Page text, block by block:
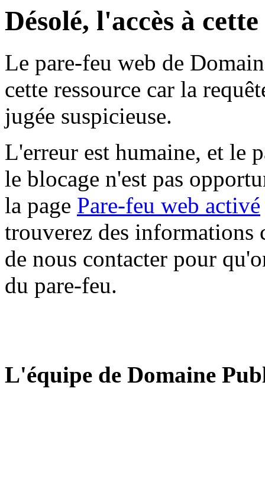
Désolé, l'accès à
Le pare-feu web de
cette ressource car la
jugée suspicieuse.
L'erreur est humaine, et le
le blocage n'est pas
la page Pare-feu web activé
trouverez des informations
de nous contacter pour
du pare-feu.
L'équipe de Domaine